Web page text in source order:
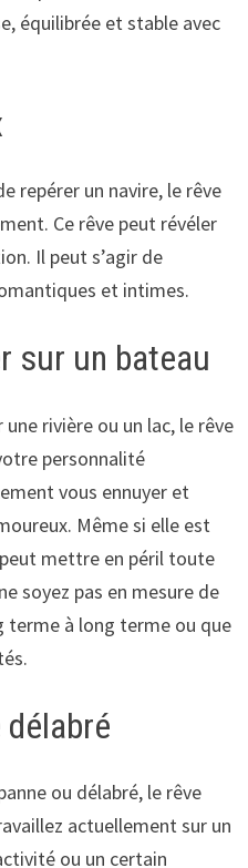
équilibrée et stable avec
repérer un navire, le rêve
Ce rêve peut révéler
Il peut s’agir de
et intimes.
sur un bateau
rivière ou un lac, le rêve
personnalité
vous ennuyer et
Même si elle est
mettre en péril toute
soyez pas en mesure de
terme à long terme ou que
délabré
ou délabré, le rêve
actuellement sur un
ou un certain